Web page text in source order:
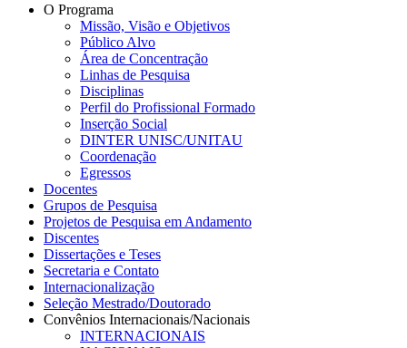
O Programa
Missão, Visão e Objetivos
Público Alvo
Área de Concentração
Linhas de Pesquisa
Disciplinas
Perfil do Profissional Formado
Inserção Social
DINTER UNISC/UNITAU
Coordenação
Egressos
Docentes
Grupos de Pesquisa
Projetos de Pesquisa em Andamento
Discentes
Dissertações e Teses
Secretaria e Contato
Internacionalização
Seleção Mestrado/Doutorado
Convênios Internacionais/Nacionais
INTERNACIONAIS